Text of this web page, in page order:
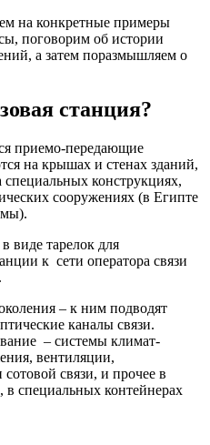
на конкретные примеры
поговорим об истории
а затем поразмышляем о
станция?
приемо-передающие
на крышах и стенах зданий,
специальных конструкциях,
сооружениях (в Египте
виде тарелок для
к сети оператора связи
– к ним подводят
каналы связи.
– системы климат-
вентиляции,
связи, и прочее в
специальных контейнерах